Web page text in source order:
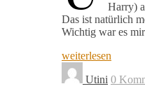
Harry)
Das ist natürlich
Wichtig war es
weiterlesen
Utini 0